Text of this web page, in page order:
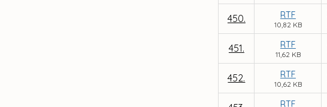
450. RTF
10,82 KB
451. RTF
11,62 KB
452. RTF
10,62 KB
RTF